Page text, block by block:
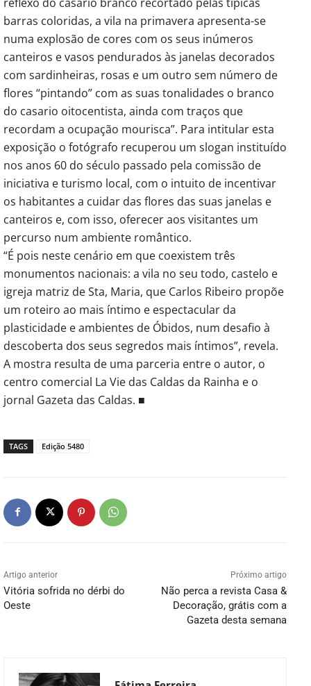
barras coloridas, a vila na primavera apresenta-se
numa explosão de cores com os seus inúmeros
canteiros e vasos pendurados às janelas decorados
com sardinheiras, rosas e um outro sem número de
flores “pintando” com as suas tonalidades o branco
do casario oitocentista, ainda com traços que
recordam a ocupação mourisca”. Para intitular esta
exposição o fotógrafo recuperou um slogan instituído
nos anos 60 do século passado pela comissão de
iniciativa e turismo local, com o intuito de incentivar
os habitantes a cuidar das flores das suas janelas e
canteiros e, com isso, oferecer aos visitantes um
percurso num ambiente romântico.
“É pois neste cenário em que coexistem três
monumentos nacionais: a vila no seu todo, castelo e
igreja matriz de Sta, Maria, que Carlos Ribeiro propõe
um roteiro ao mais íntimo e espectacular da
plasticidade e ambientes de Óbidos, num desafio à
descoberta dos seus segredos mais íntimos”, revela.
A mostra resulta de uma parceria entre o autor, o
centro comercial La Vie das Caldas da Rainha e o
jornal Gazeta das Caldas. ■
TAGS Edição 5480
Artigo anterior
Vitória sofrida no dérbi do
Oeste
Próximo artigo
Não perca a revista Casa &
Decoração, grátis com a
Gazeta desta semana